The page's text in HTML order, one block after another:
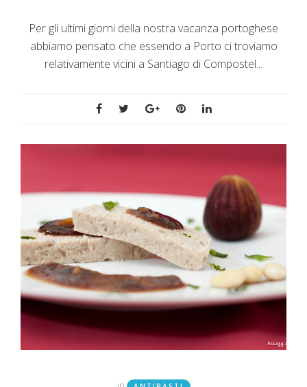
Per gli ultimi giorni della nostra vacanza portoghese
abbiamo pensato che essendo a Porto ci troviamo
relativamente vicini a Santiago di Compostel...